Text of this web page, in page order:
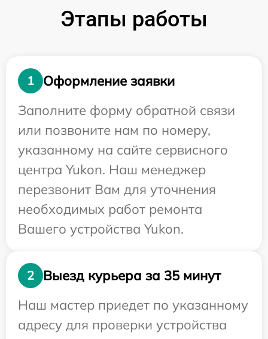
Этапы работы
1
Оформление заявки
Заполните форму обратной связи
или позвоните нам по номеру,
указанному на сайте сервисного
центра Yukon. Наш менеджер
перезвонит Вам для уточнения
необходимых работ ремонта
Вашего устройства Yukon.
2
Выезд курьера за 35 минут
Наш мастер приедет по указанному
адресу для проверки устройства